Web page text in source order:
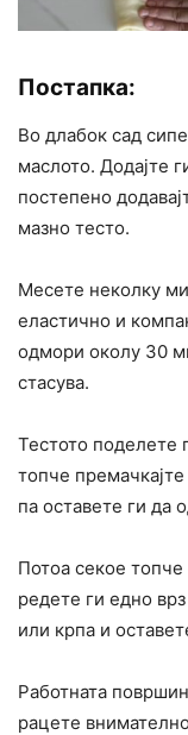
Постапка:
Во длабок сад
маслото. Додајте
постепено
мазно тесто.
Месете неколку
еластично и
одмори околу 30
стасува.
Тестото поделете
топче
па оставете ги да
Потоа секое топче
редете ги едно
или крпа и
Работната
рацете